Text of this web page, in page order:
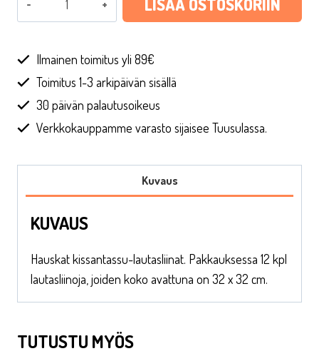
Kissantassut
määrä
LISÄÄ OSTOSKORIIN
Ilmainen toimitus yli 89€
Toimitus 1-3 arkipäivän sisällä
30 päivän palautusoikeus
Verkkokauppamme varasto sijaisee Tuusulassa.
Kuvaus
KUVAUS
Hauskat kissantassu-lautasliinat. Pakkauksessa 12 kpl
lautasliinoja, joiden koko avattuna on 32 x 32 cm.
TUTUSTU MYÖS